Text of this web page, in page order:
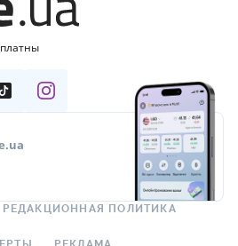
РЕДАКЦИОННАЯ ПОЛИТИКА